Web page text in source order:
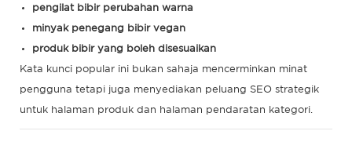
pengilat bibir perubahan warna
minyak penegang bibir vegan
produk bibir yang boleh disesuaikan
Kata kunci popular ini bukan sahaja mencerminkan minat
pengguna tetapi juga menyediakan peluang SEO strategik
untuk halaman produk dan halaman pendaratan kategori.